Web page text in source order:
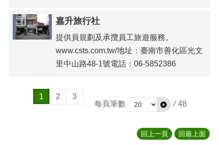
嘉升旅行社
提供員規劃及承攬員工旅遊服務。
www.csts.com.tw/地址：臺南市善化區光文
里中山路48-1號電話：06-5852386
1 2
3
每頁筆數
/ 48
回上一頁 回最上面